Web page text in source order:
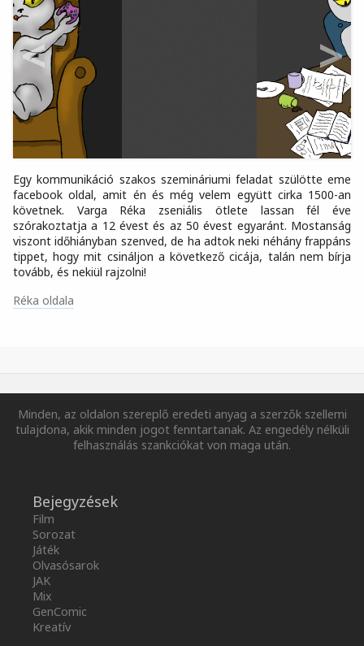
>
<
Egy kommunikáció szakos szemináriumi feladat szülötte eme
facebook oldal, amit én és még velem együtt cirka 1500-an
követnek. Varga Réka zseniális ötlete lassan fél éve
szórakoztatja a 12 évest és az 50 évest egyaránt. Mostanság
viszont időhiányban szenved, de ha adtok neki néhány frappáns
tippet, hogy mit csináljon a következő cicája, talán nem bírja
tovább, és nekiül rajzolni!
Réka oldala
Minden, az oldalon szereplő eredeti anyag a szerzők szellemi
tulajdona, akik minden jogot fenntartanak. Az engedély nélküli
felhasználás szankciókat von maga után.
Bejegyzések
Film
Sorozat
Játék
Olvasósarok
JAK
Mix
GenComic
Kreatív